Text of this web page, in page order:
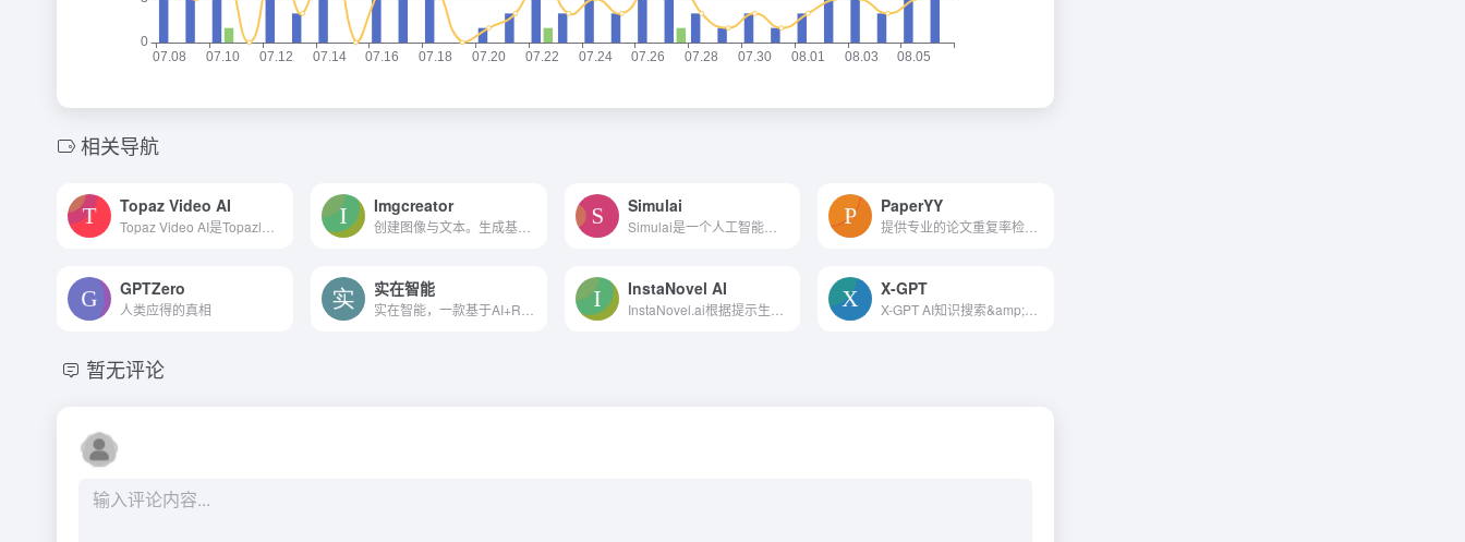
相关导航
Topaz Video AI Imgcreator
创建图像与文本。生成基于文...
Simulai
Simulai是一个人工智能驱动的工具，可以从头开始生成博客内容，帮助用户通过SEO优化增加网站流量
PaperYY
GPTZero
人类应得的真相
实在智能 InstaNovel AI X-GPT
暂无评论